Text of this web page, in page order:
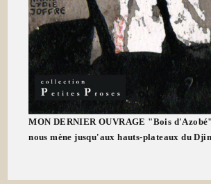
MON DERNIER OUVRAGE "Bois
nous mène jusqu'aux hauts-plateaux du